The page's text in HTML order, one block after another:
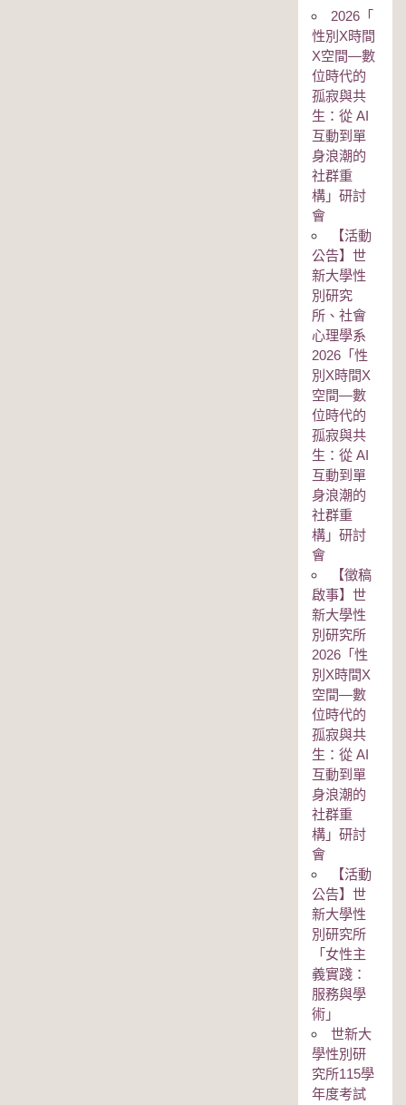
2026「
性別Χ時間
Χ空間—數
位時代的
孤寂與共
生：從 AI
互動到單
身浪潮的
社群重
構」研討
會
【活動
公告】世
新大學性
別研究
所、社會
心理學系
2026「性
別Χ時間Χ
空間—數
位時代的
孤寂與共
生：從 AI
互動到單
身浪潮的
社群重
構」研討
會
【徵稿
啟事】世
新大學性
別研究所
2026「性
別Χ時間Χ
空間—數
位時代的
孤寂與共
生：從 AI
互動到單
身浪潮的
社群重
構」研討
會
【活動
公告】世
新大學性
別研究所
「女性主
義實踐：
服務與學
術」
世新大
學性別研
究所115學
年度考試